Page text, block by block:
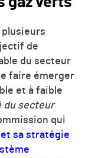
de
du secteur
faire émerger
et à faible
du secteur
qui
sa stratégie